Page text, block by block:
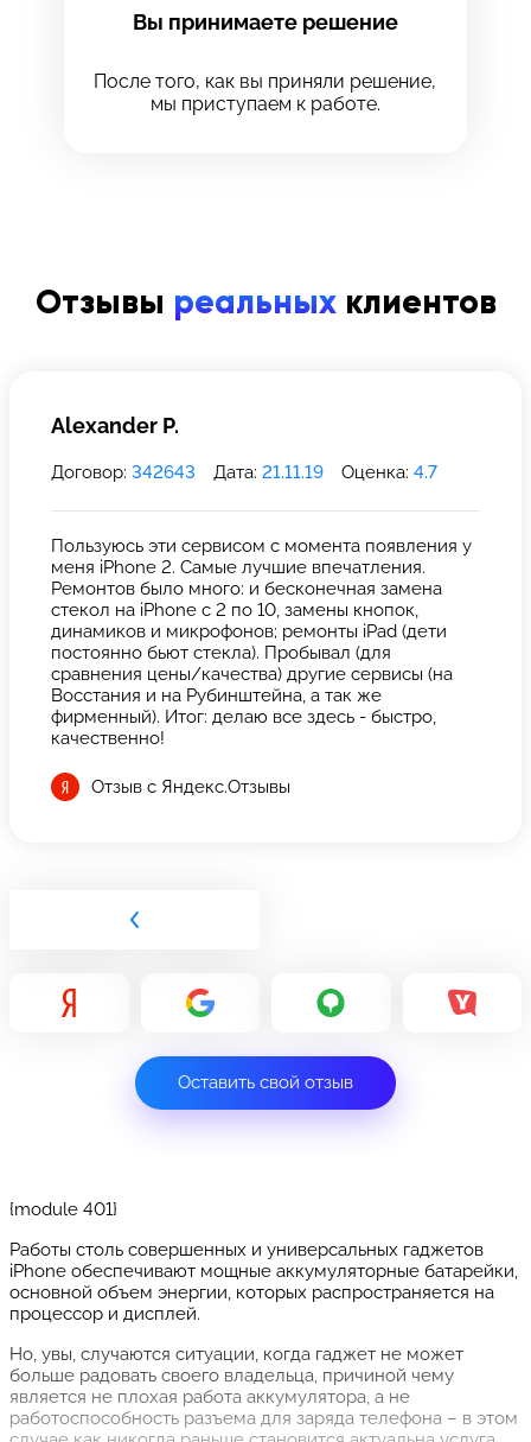
Вы принимаете решение
После того, как вы приняли решение,
мы приступаем к работе.
Отзывы реальныхклиентов
Alexander P.
Договор: 342643 Дата: 21.11.19 Оценка: 4.7
Пользуюсь эти сервисом с момента появления у
меня iPhone 2. Самые лучшие впечатления.
Ремонтов было много: и бесконечная замена
стекол на iPhone с 2 по 10, замены кнопок,
динамиков и микрофонов; ремонты iPad (дети
постоянно бьют стекла). Пробывал (для
сравнения цены/качества) другие сервисы (на
Восстания и на Рубинштейна, а так же
фирменный). Итог: делаю все здесь - быстро,
качественно!
Отзыв с Яндекс.Отзывы
Оставить свой отзыв
{module 401}
Работы столь совершенных и универсальных гаджетов
iPhone обеспечивают мощные аккумуляторные батарейки,
основной объем энергии, которых распространяется на
процессор и дисплей.
Но, увы, случаются ситуации, когда гаджет не может
больше радовать своего владельца, причиной чему
является не плохая работа аккумулятора, а не
работоспособность разъема для заряда телефона – в этом